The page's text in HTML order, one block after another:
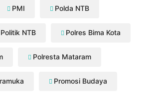
PMI Polda NTB
Politik NTB Polres Bima Kota
Polresta Mataram
Promosi Budaya